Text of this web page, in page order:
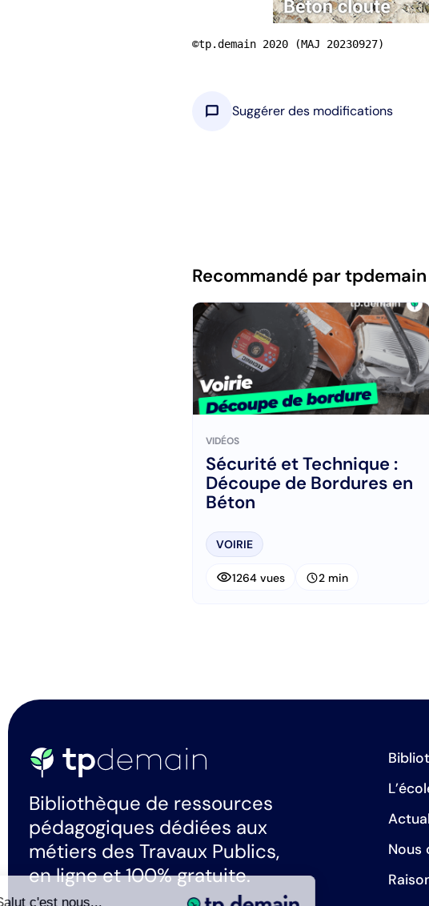
©tp.demain 2020 (MAJ 20230927)
chat_bubble Suggérer des modifications
Recommandé par tpdemain
VIDÉOS
Sécurité et Technique :
Découpe de Bordures en
Béton
VOIRIE
visibility1264 vues schedule2 min
Bibliothèque de ressources
pédagogiques dédiées aux
métiers des Travaux Publics,
en ligne et 100% gratuite.
Nous
Salut c'est nous...